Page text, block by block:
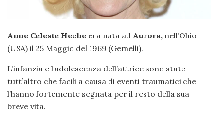
Anne Celeste Heche era nata ad Aurora, nell’Ohio
(USA) il 25 Maggio del 1969 (Gemelli).
L’infanzia e l’adolescenza dell’attrice sono state
tutt’altro che facili a causa di eventi traumatici che
l’hanno fortemente segnata per il resto della sua
breve vita.